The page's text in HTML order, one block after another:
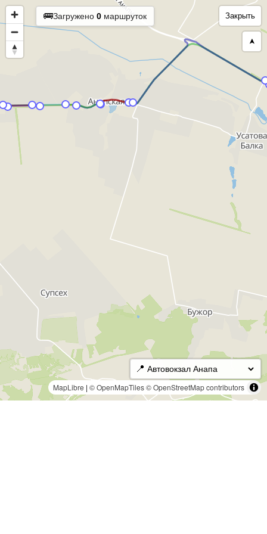
Закрыть
➤
MapLibre | © OpenMapTiles© OpenStreetMap contributors
📍
🚌Загружено 0 маршруток